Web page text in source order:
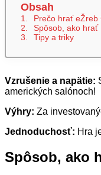
Obsah
Prečo hrať eŽreb
Spôsob, ako hrať
Tipy a triky
Vzrušenie a napätie:
amerických salónoch!
Výhry: Za
Jednoduchosť: Hra
Spôsob, ako